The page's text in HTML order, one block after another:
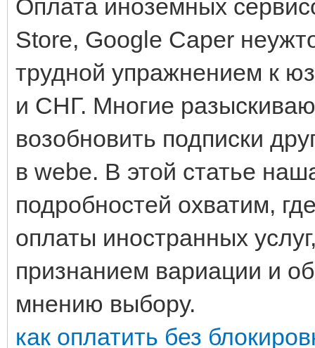
Оплата иноземных
Store, Google Caper
трудной упражнением к
и СНГ. Многие
возобновить подписки
в webе. В этой статье
подробностей охватим,
оплаты иностранных
признанием вариации и
мнению выбору.
как оплатить без